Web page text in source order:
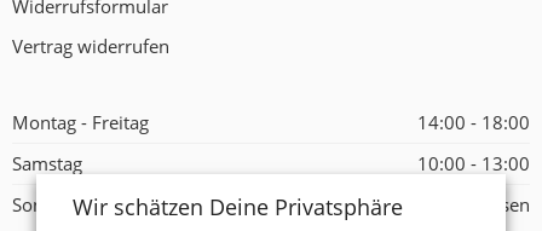
Widerrufsformular
Vertrag widerrufen
Montag - Freitag
14:00 - 18:00
Samstag
10:00 - 13:00
Sonntag
Geschlossen
Wir schätzen Deine Privatsphäre